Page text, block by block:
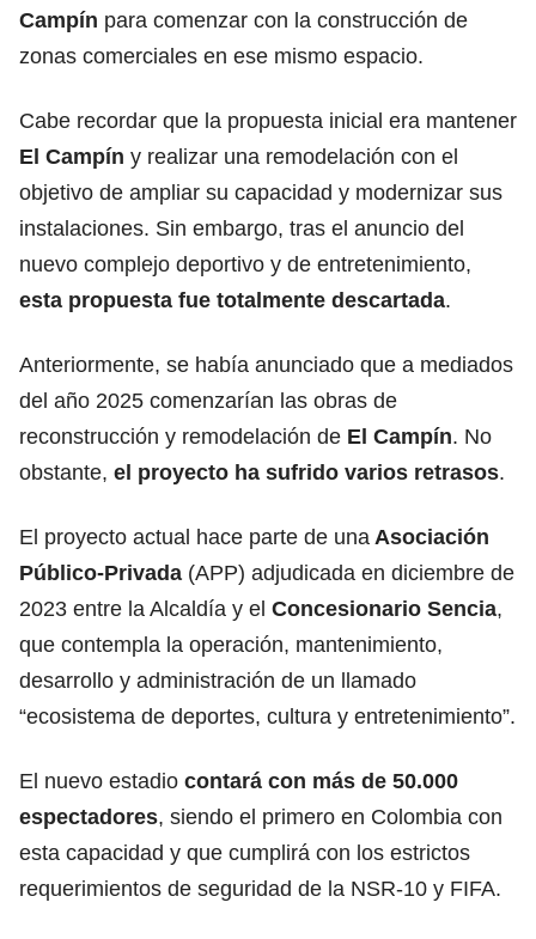
Campín para comenzar con la construcción de
zonas comerciales en ese mismo espacio.
Cabe recordar que la propuesta inicial era mantener
El Campín y realizar una remodelación con el
objetivo de ampliar su capacidad y modernizar sus
instalaciones. Sin embargo, tras el anuncio del
nuevo complejo deportivo y de entretenimiento,
esta propuesta fue totalmente descartada.
Anteriormente, se había anunciado que a mediados
del año 2025 comenzarían las obras de
reconstrucción y remodelación de El Campín. No
obstante, el proyecto ha sufrido varios retrasos.
El proyecto actual hace parte de una Asociación
Público-Privada (APP) adjudicada en diciembre de
2023 entre la Alcaldía y el Concesionario Sencia,
que contempla la operación, mantenimiento,
desarrollo y administración de un llamado
“ecosistema de deportes, cultura y entretenimiento”.
El nuevo estadio contará con más de 50.000
espectadores, siendo el primero en Colombia con
esta capacidad y que cumplirá con los estrictos
requerimientos de seguridad de la NSR-10 y FIFA.